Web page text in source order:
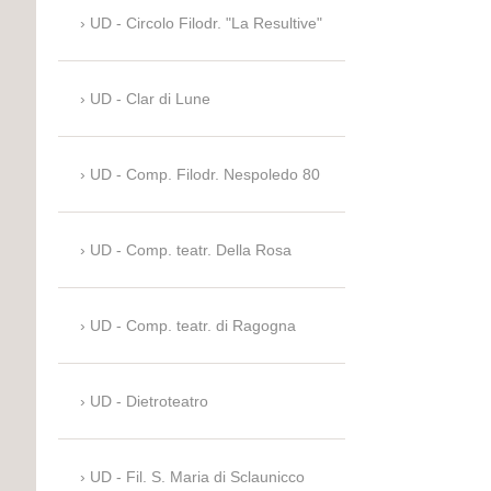
UD - Circolo Filodr. "La Resultive"
UD - Clar di Lune
UD - Comp. Filodr. Nespoledo 80
UD - Comp. teatr. Della Rosa
UD - Comp. teatr. di Ragogna
UD - Dietroteatro
UD - Fil. S. Maria di Sclaunicco